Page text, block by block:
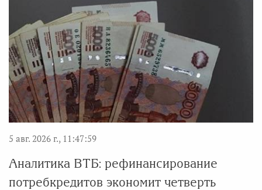
5 авг. 2026 г., 11:47:59
Аналитика ВТБ: рефинансирование
потребкредитов экономит четверть